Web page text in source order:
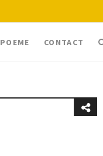
POEME CONTACT